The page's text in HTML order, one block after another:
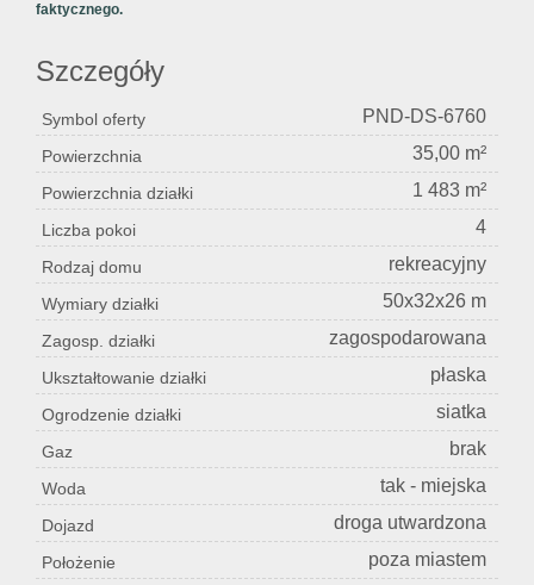
faktycznego.
Szczegóły
Symbol oferty PND-DS-6760
Powierzchnia 35,00 m²
Powierzchnia działki 1 483 m²
Liczba pokoi 4
Rodzaj domu rekreacyjny
Wymiary działki 50x32x26 m
Zagosp. działki zagospodarowana
Ukształtowanie działki płaska
Ogrodzenie działki siatka
Gaz brak
Woda tak - miejska
Dojazd droga utwardzona
Położenie poza miastem